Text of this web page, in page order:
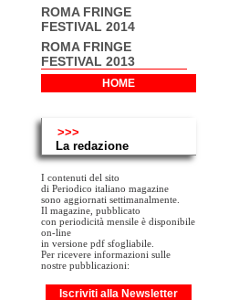
ROMA FRINGE
FESTIVAL 2014
ROMA FRINGE
FESTIVAL 2013
HOME
>>>
La redazione
I contenuti del sito
di Periodico italiano magazine
sono aggiornati settimanalmente.
Il magazine, pubblicato
con periodicità mensile è disponibile
on-line
in versione pdf sfogliabile.
Per ricevere informazioni sulle
nostre pubblicazioni:
Iscriviti alla Newsletter